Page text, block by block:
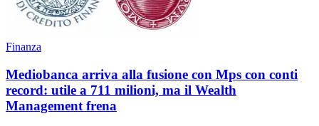
Finanza
Mediobanca arriva alla fusione con Mps con conti
record: utile a 711 milioni, ma il Wealth
Management frena